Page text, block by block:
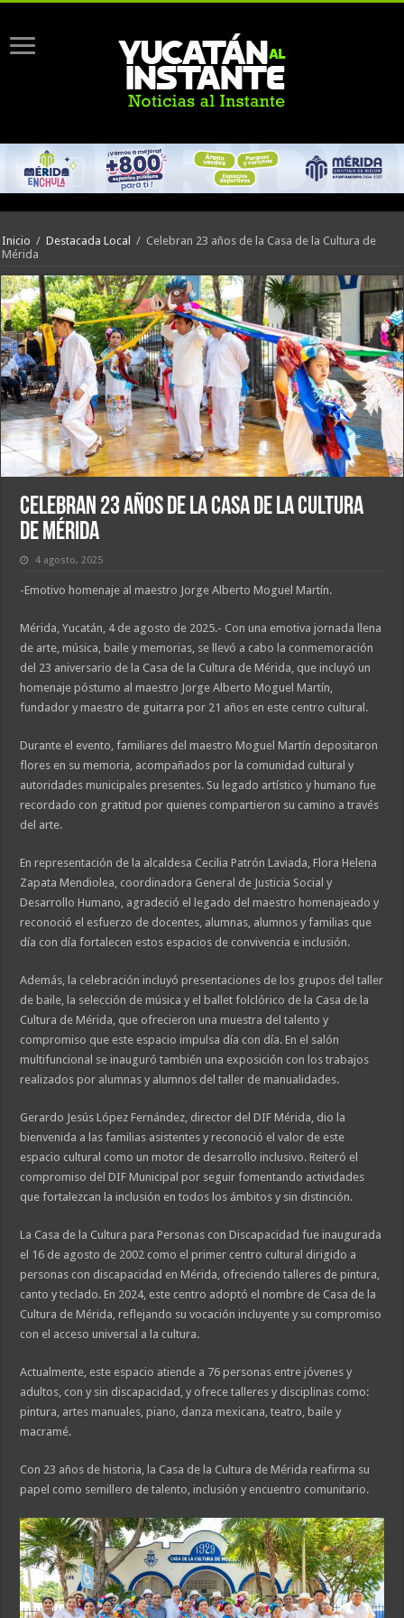
Inicio / Destacada Local / Celebran 23 años de la Casa de la Cultura de
Mérida
Celebran 23 años de la Casa de la Cultura
de Mérida
4 agosto, 2025
-Emotivo homenaje al maestro Jorge Alberto Moguel Martín.
Mérida, Yucatán, 4 de agosto de 2025.- Con una emotiva jornada llena
de arte, música, baile y memorias, se llevó a cabo la conmemoración
del 23 aniversario de la Casa de la Cultura de Mérida, que incluyó un
homenaje póstumo al maestro Jorge Alberto Moguel Martín,
fundador y maestro de guitarra por 21 años en este centro cultural.
Durante el evento, familiares del maestro Moguel Martín depositaron
flores en su memoria, acompañados por la comunidad cultural y
autoridades municipales presentes. Su legado artístico y humano fue
recordado con gratitud por quienes compartieron su camino a través
del arte.
En representación de la alcaldesa Cecilia Patrón Laviada, Flora Helena
Zapata Mendiolea, coordinadora General de Justicia Social y
Desarrollo Humano, agradeció el legado del maestro homenajeado y
reconoció el esfuerzo de docentes, alumnas, alumnos y familias que
día con día fortalecen estos espacios de convivencia e inclusión.
Además, la celebración incluyó presentaciones de los grupos del taller
de baile, la selección de música y el ballet folclórico de la Casa de la
Cultura de Mérida, que ofrecieron una muestra del talento y
compromiso que este espacio impulsa día con día. En el salón
multifuncional se inauguró también una exposición con los trabajos
realizados por alumnas y alumnos del taller de manualidades.
Gerardo Jesús López Fernández, director del DIF Mérida, dio la
bienvenida a las familias asistentes y reconoció el valor de este
espacio cultural como un motor de desarrollo inclusivo. Reiteró el
compromiso del DIF Municipal por seguir fomentando actividades
que fortalezcan la inclusión en todos los ámbitos y sin distinción.
La Casa de la Cultura para Personas con Discapacidad fue inaugurada
el 16 de agosto de 2002 como el primer centro cultural dirigido a
personas con discapacidad en Mérida, ofreciendo talleres de pintura,
canto y teclado. En 2024, este centro adoptó el nombre de Casa de la
Cultura de Mérida, reflejando su vocación incluyente y su compromiso
con el acceso universal a la cultura.
Actualmente, este espacio atiende a 76 personas entre jóvenes y
adultos, con y sin discapacidad, y ofrece talleres y disciplinas como:
pintura, artes manuales, piano, danza mexicana, teatro, baile y
macramé.
Con 23 años de historia, la Casa de la Cultura de Mérida reafirma su
papel como semillero de talento, inclusión y encuentro comunitario.